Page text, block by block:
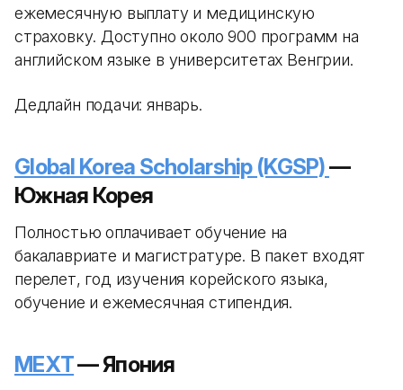
ежемесячную выплату и медицинскую
страховку. Доступно около 900 программ на
английском языке в университетах Венгрии.
Дедлайн подачи: январь.
Global Korea Scholarship (KGSP)—
Южная Корея
Полностью оплачивает обучение на
бакалавриате и магистратуре. В пакет входят
перелет, год изучения корейского языка,
обучение и ежемесячная стипендия.
MEXT— Япония